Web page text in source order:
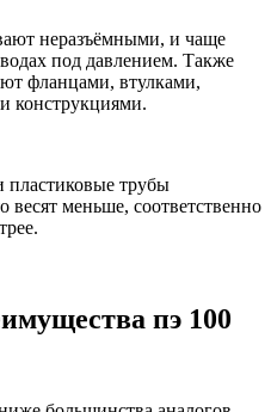
неразъёмными, и чаще
под давлением. Также
фланцами, втулками,
конструкциями.
пластиковые трубы
меньше, соответственно
пэ 100